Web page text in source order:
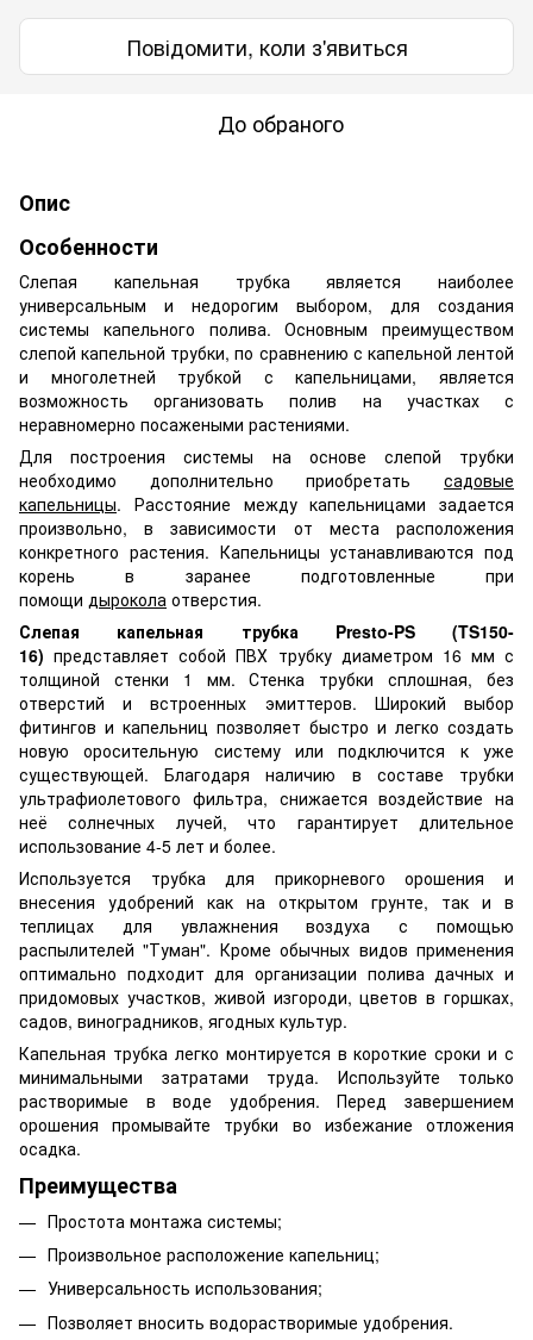
Повідомити, коли з'явиться
До обраного
Опис
Особенности
Слепая капельная трубка является наиболее
универсальным и недорогим выбором, для создания
системы капельного полива. Основным преимуществом
слепой капельной трубки, по сравнению с капельной лентой
и многолетней трубкой с капельницами, является
возможность организовать полив на участках с
неравномерно посажеными растениями.
Для построения системы на основе слепой трубки
необходимо дополнительно приобретать садовые
капельницы. Расстояние между капельницами задается
произвольно, в зависимости от места расположения
конкретного растения. Капельницы устанавливаются под
корень в заранее подготовленные при
помощи дырокола отверстия.
Слепая капельная трубка Presto-PS (TS150-
16)представляет собой ПВХ трубку диаметром 16 мм с
толщиной стенки 1 мм. Стенка трубки сплошная, без
отверстий и встроенных эмиттеров. Широкий выбор
фитингов и капельниц позволяет быстро и легко создать
новую оросительную систему или подключится к уже
существующей. Благодаря наличию в составе трубки
ультрафиолетового фильтра, снижается воздействие на
неё солнечных лучей, что гарантирует длительное
использование 4-5 лет и более.
Используется трубка для прикорневого орошения и
внесения удобрений как на открытом грунте, так и в
теплицах для увлажнения воздуха с помощью
распылителей "Туман". Кроме обычных видов применения
оптимально подходит для организации полива дачных и
придомовых участков, живой изгороди, цветов в горшках,
садов, виноградников, ягодных культур.
Капельная трубка легко монтируется в короткие сроки и с
минимальными затратами труда. Используйте только
растворимые в воде удобрения. Перед завершением
орошения промывайте трубки во избежание отложения
осадка.
Преимущества
Простота монтажа системы;
Произвольное расположение капельниц;
Универсальность использования;
Позволяет вносить водорастворимые удобрения.